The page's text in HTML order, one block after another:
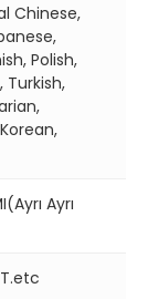
Chinese,
Polish,
Turkish,
Ayrı